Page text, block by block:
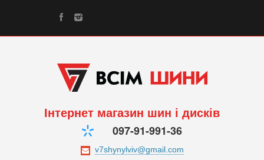
Інтернет магазин шин і дисків
097-91-991-36